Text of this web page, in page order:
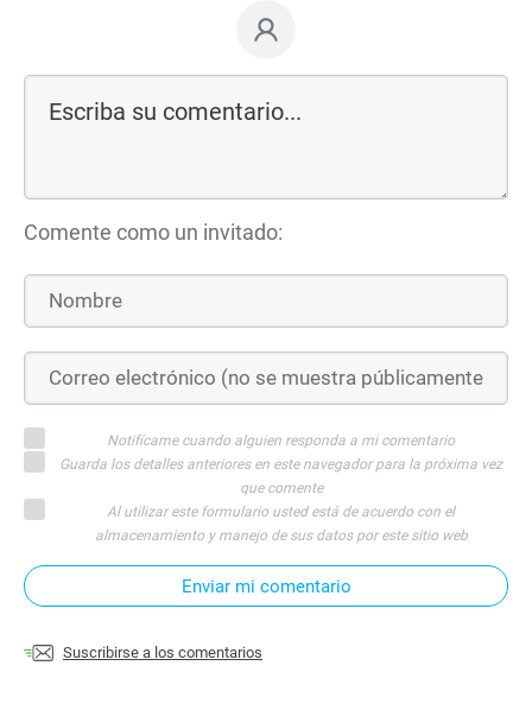
Comente como un invitado:
Notifícame cuando alguien responda a mi comentario
Guarda los detalles anteriores en este navegador para la próxima vez
que comente
Al utilizar este formulario usted está de acuerdo con el
almacenamiento y manejo de sus datos por este sitio web
Enviar mi comentario
Suscribirse a los comentarios